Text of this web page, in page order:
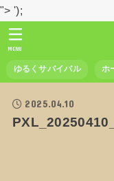
"> ');
ゆるくサバイバル ホ
MENU
2025.04.10